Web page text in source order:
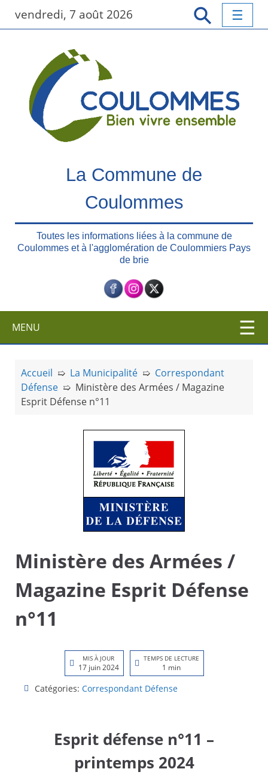
p
vendredi, 7 août 2026
La Commune de
Coulommes
Toutes les informations liées à la commune de
Coulommes et à l'agglomération de Coulommiers Pays
de brie
MENU
Accueil ➯ La Municipalité ➯ Correspondant
Défense ➯ Ministère des Armées / Magazine
Esprit Défense n°11
Ministère des Armées /
Magazine Esprit Défense
n°11
MIS À JOUR
17 juin 2024
TEMPS DE LECTURE
1 min
Catégories: Correspondant Défense
Esprit défense n°11 –
printemps 2024